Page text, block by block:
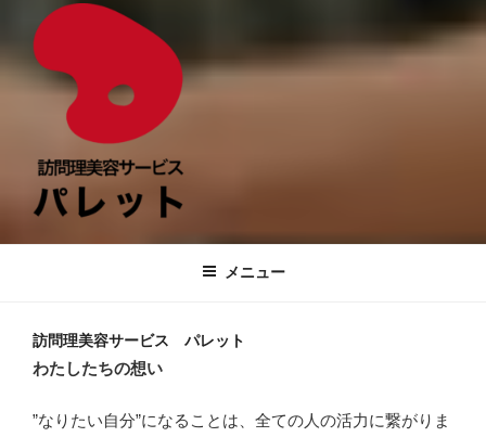
訪問理美容サービス パレット
メニュー
訪問理美容サービス パレット
わたしたちの想い
”なりたい自分”になることは、全ての人の活力に繋がりま